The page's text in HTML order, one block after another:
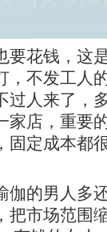
要花钱，这
，不发工人
过人来了，
家店，重要
固定成本都
伽的男人多
把市场范围